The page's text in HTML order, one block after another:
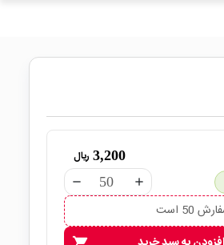
3,200 ریال
remove add
است